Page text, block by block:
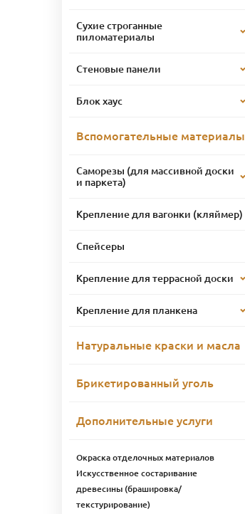
Сухие строганные
пиломатериалы
Стеновые панели
Блок хаус
Вспомогательные материалы
Саморезы (для массивной доски
и паркета)
Крепление для вагонки (кляймер)
Спейсеры
Крепление для террасной доски
Крепление для планкена
Натуральные краски и масла
Брикетированный уголь
Дополнительные услуги
Окраска отделочных материалов
Искусственное состаривание
древесины (брашировка/
текстурирование)